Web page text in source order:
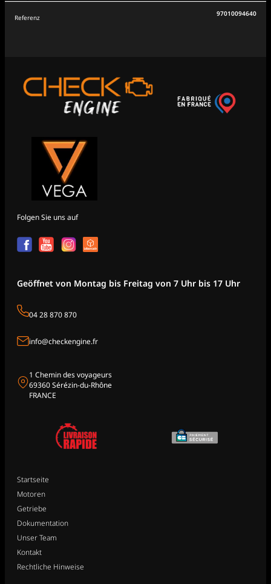
Referenz 97010094640
Folgen Sie uns auf
Geöffnet von Montag bis Freitag von 7 Uhr bis 17 Uhr
04 28 870 870
info@checkengine.fr
1 Chemin des voyageurs
69360 Sérézin-du-Rhône
FRANCE
Startseite
Motoren
Getriebe
Dokumentation
Unser Team
Kontakt
Rechtliche Hinweise